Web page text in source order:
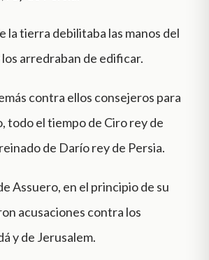
la tierra debilitaba las manos del
arredraban de edificar.
contra ellos consejeros para
todo el tiempo de Ciro rey de
de Darío rey de Persia.
Assuero, en el principio de su
acusaciones contra los
y de Jerusalem.